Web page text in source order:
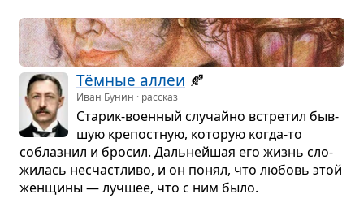
Тём­ные аллеи 🍂
Иван Бунин · рассказ
Ста­рик-воен­ный слу­чайно встре­тил быв­
шую кре­пост­ную, кото­рую когда-то
соблаз­нил и бро­сил. Даль­нейшая его жизнь сло­
жи­лась несчаст­ливо, и он понял, что любовь этой
жен­щины — луч­шее, что с ним было.